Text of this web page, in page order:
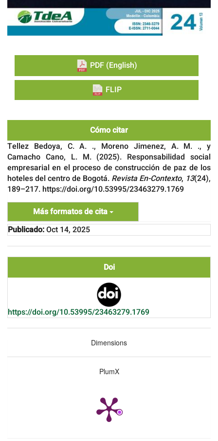
PDF (English)
FLIP
Cómo citar
Tellez Bedoya, C. A. ., Moreno Jimenez, A. M. ., y
Camacho Cano, L. M. (2025). Responsabilidad social
empresarial en el proceso de construcción de paz de los
hoteles del centro de Bogotá. Revista En-Contexto, 13(24),
189–217. https://doi.org/10.53995/23463279.1769
Más formatos de cita
Publicado:Oct 14, 2025
Doi
https://doi.org/10.53995/23463279.1769
Dimensions
PlumX